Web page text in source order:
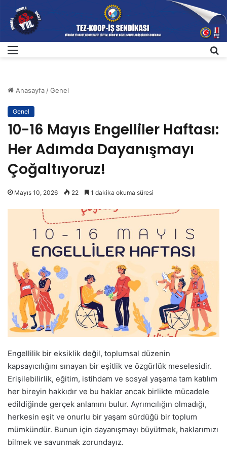
Anasayfa/Genel
Genel
10-16 Mayıs Engelliler Haftası:
Her Adımda Dayanışmayı
Çoğaltıyoruz!
Mayıs 10, 2026 22 1 dakika okuma süresi
Engellilik bir eksiklik değil, toplumsal düzenin
kapsayıcılığını sınayan bir eşitlik ve özgürlük meselesidir.
Erişilebilirlik, eğitim, istihdam ve sosyal yaşama tam katılım
her bireyin hakkıdır ve bu haklar ancak birlikte mücadele
edildiğinde gerçek anlamını bulur. Ayrımcılığın olmadığı,
herkesin eşit ve onurlu bir yaşam sürdüğü bir toplum
mümkündür. Bunun için dayanışmayı büyütmek, haklarımızı
bilmek ve savunmak zorundayız.